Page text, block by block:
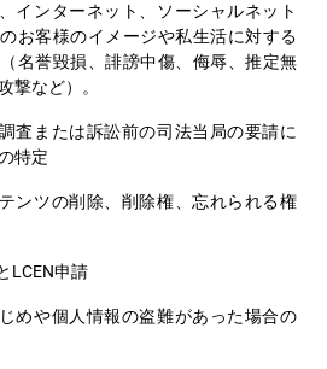
インターネット、ソーシャルネット
お客様のイメージや私生活に対する
名誉毀損、誹謗中傷、侮辱、推定無
撃など）。
査または訴訟前の司法当局の要請に
特定
ンツの削除、削除権、忘れられる権
LCEN申請
めや個人情報の盗難があった場合の